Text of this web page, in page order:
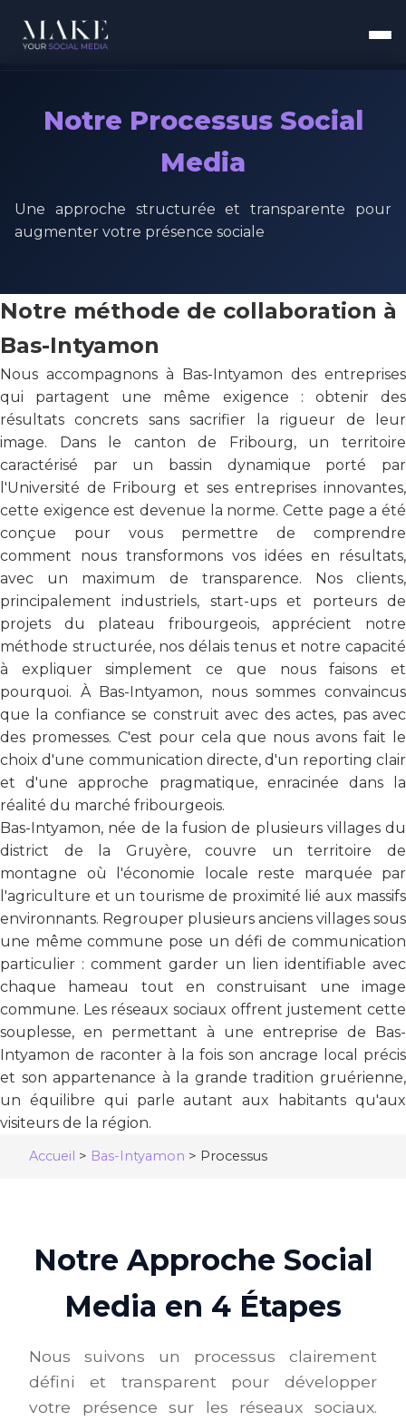
Notre Processus Social
Media
Une approche structurée et transparente pour
augmenter votre présence sociale
Notre méthode de collaboration à
Bas-Intyamon
Nous accompagnons à Bas-Intyamon des entreprises
qui partagent une même exigence : obtenir des
résultats concrets sans sacrifier la rigueur de leur
image. Dans le canton de Fribourg, un territoire
caractérisé par un bassin dynamique porté par
l'Université de Fribourg et ses entreprises innovantes,
cette exigence est devenue la norme. Cette page a été
conçue pour vous permettre de comprendre
comment nous transformons vos idées en résultats,
avec un maximum de transparence. Nos clients,
principalement industriels, start-ups et porteurs de
projets du plateau fribourgeois, apprécient notre
méthode structurée, nos délais tenus et notre capacité
à expliquer simplement ce que nous faisons et
pourquoi. À Bas-Intyamon, nous sommes convaincus
que la confiance se construit avec des actes, pas avec
des promesses. C'est pour cela que nous avons fait le
choix d'une communication directe, d'un reporting clair
et d'une approche pragmatique, enracinée dans la
réalité du marché fribourgeois.
Bas-Intyamon, née de la fusion de plusieurs villages du
district de la Gruyère, couvre un territoire de
montagne où l'économie locale reste marquée par
l'agriculture et un tourisme de proximité lié aux massifs
environnants. Regrouper plusieurs anciens villages sous
une même commune pose un défi de communication
particulier : comment garder un lien identifiable avec
chaque hameau tout en construisant une image
commune. Les réseaux sociaux offrent justement cette
souplesse, en permettant à une entreprise de Bas-
Intyamon de raconter à la fois son ancrage local précis
et son appartenance à la grande tradition gruérienne,
un équilibre qui parle autant aux habitants qu'aux
visiteurs de la région.
Accueil > Bas-Intyamon > Processus
Notre Approche Social
Media en 4 Étapes
Nous suivons un processus clairement
défini et transparent pour développer
votre présence sur les réseaux sociaux.